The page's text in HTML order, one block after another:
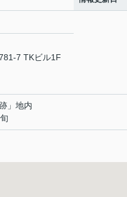
7 TKビル1F
」地内